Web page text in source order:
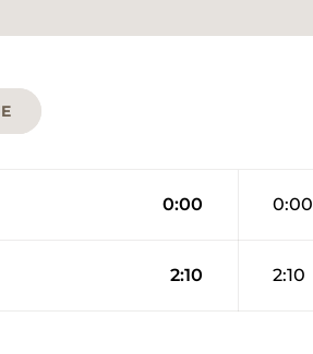
0:00 0:00
2:10 2:10